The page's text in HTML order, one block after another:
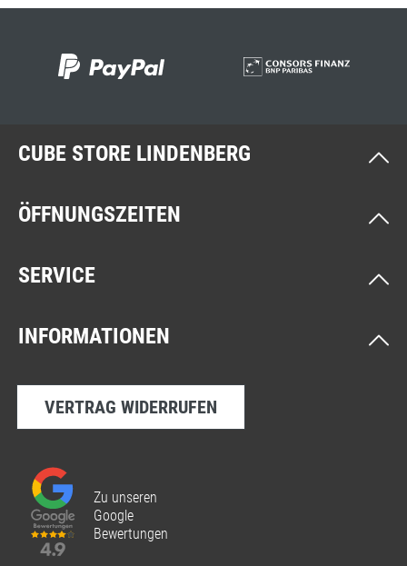
CUBE STORE LINDENBERG
ÖFFNUNGSZEITEN
SERVICE
INFORMATIONEN
VERTRAG WIDERRUFEN
Zu unseren
Google
Bewertungen